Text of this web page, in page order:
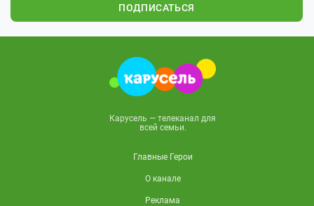
ПОДПИСАТЬСЯ
Карусель — телеканал для
всей семьи.
Главные Герои
О канале
Реклама